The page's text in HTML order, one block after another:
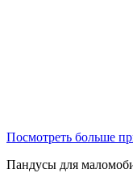
Посмотреть больше
Пандусы для